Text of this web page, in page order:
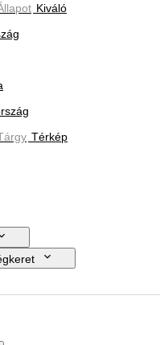
Kiváló
Térkép